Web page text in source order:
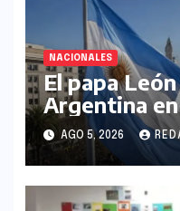
NACIONALES
El papa
Argentina
AGO 5, 2026